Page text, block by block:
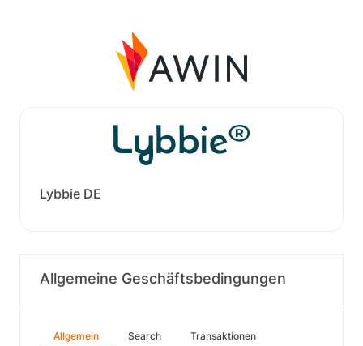
Lybbie DE
Allgemeine Geschäftsbedingungen
Allgemein Search Transaktionen